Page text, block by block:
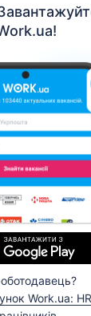
Work.ua: HR
Про нас